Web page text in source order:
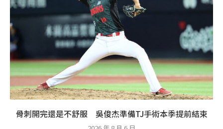
是不舒服 吳俊杰準備TJ手術本季提前結束